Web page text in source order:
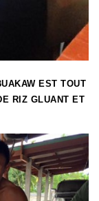
EST TOUT
RIZ GLUANT ET